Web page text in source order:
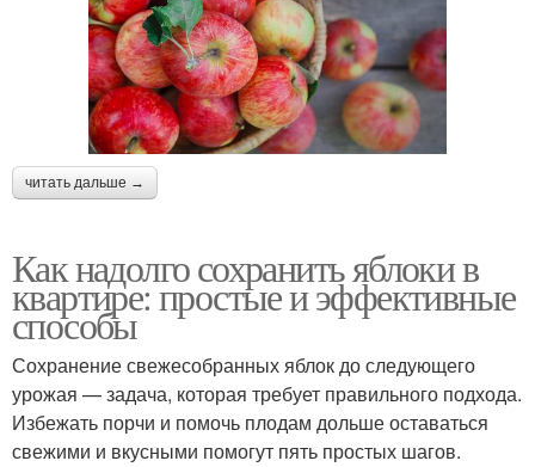
читать дальше →
Как надолго сохранить яблоки в
квартире: простые и эффективные
способы
Сохранение свежесобранных яблок до следующего
урожая — задача, которая требует правильного подхода.
Избежать порчи и помочь плодам дольше оставаться
свежими и вкусными помогут пять простых шагов.